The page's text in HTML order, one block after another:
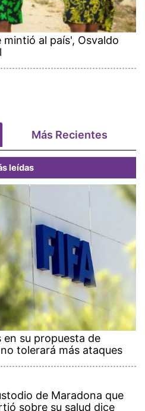
al país', Osvaldo
Más Recientes
leídas
en su propuesta de
tolerará más ataques
de Maradona que
sobre su salud dice